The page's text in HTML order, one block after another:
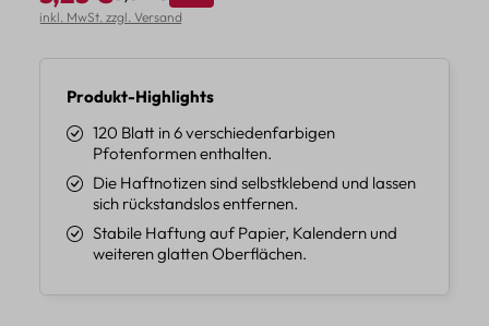
inkl. MwSt. zzgl. Versand
Produkt-Highlights
120 Blatt in 6 verschiedenfarbigen
Pfotenformen enthalten.
Die Haftnotizen sind selbstklebend und lassen
sich rückstandslos entfernen.
Stabile Haftung auf Papier, Kalendern und
weiteren glatten Oberflächen.